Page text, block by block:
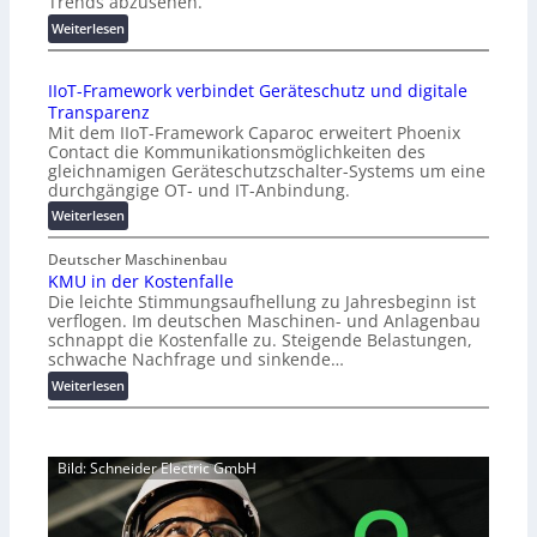
r
i
c
:
T
r
e
f
f
p
u
n
k
t
f
ü
r
p
x
i
s
n
Weiterlesen:
K
r
z
i
n
f
o
r
m
a
t
i
o
n
z
u
a
s
t
s
IIoT-Framework verbindet Geräteschutz und digitale
Transparenz
Mit dem IIoT-Framework Caparoc erweitert Phoenix
Contact die Kommunikationsmöglichkeiten des
gleichnamigen Geräteschutzschalter-Systems um eine
durchgängige OT- und IT-Anbindung.
Weiterlesen:
I
I
o
T
-
F
r
a
m
o
r
k
Deutscher Maschinenbau
KMU in der Kostenfalle
Die leichte Stimmungsaufhellung zu Jahresbeginn ist
verflogen. Im deutschen Maschinen- und Anlagenbau
schnappt die Kostenfalle zu. Steigende Belastungen,
schwache Nachfrage und sinkende…
Weiterlesen:
K
i
n
d
Bild: Schneider Electric GmbH